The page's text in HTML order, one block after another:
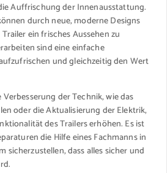
Auffrischung der Innenausstattung.
durch neue, moderne Designs
ein frisches Aussehen zu
sind eine einfache
und gleichzeitig den Wert
der Technik, wie das
oder die Aktualisierung der Elektrik,
des Trailers erhöhen. Es ist
die Hilfe eines Fachmanns in
sicherzustellen, dass alles sicher und